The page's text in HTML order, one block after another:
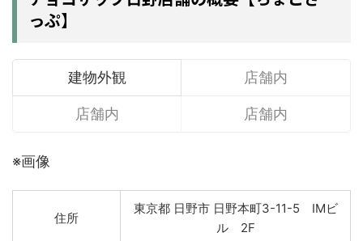
っぷ】
建物外観 店舗内
店舗内 店舗内
※画像
住所
東京都 日野市 日野本町3-11-5 IMビ
ル 2F